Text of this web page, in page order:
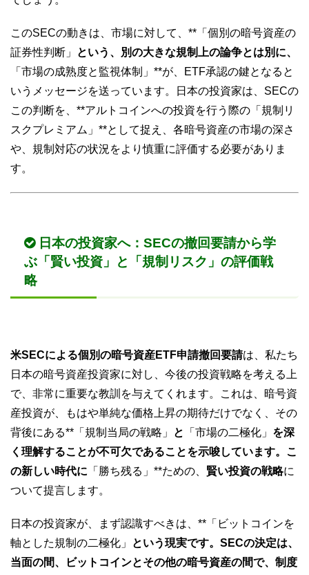
このSECの動きは、市場に対して、**「個別の暗号資産の
証券性判断」
という、別の大きな規制上の論争とは別に、
「市場の成熟度と監視体制」**が、ETF承認の鍵となると
いうメッセージを送っています。日本の投資家は、SECの
この判断を、**アルトコインへの投資を行う際の「規制リ
スクプレミアム」**として捉え、各暗号資産の市場の深さ
や、規制対応の状況をより慎重に評価する必要がありま
す。
日本の投資家へ：SECの撤回要請から学
ぶ「賢い投資」と「規制リスク」の評価戦
略
米SECによる個別の暗号資産ETF申請撤回要請は、私たち
日本の暗号資産投資家に対し、今後の投資戦略を考える上
で、非常に重要な教訓を与えてくれます。これは、暗号資
産投資が、もはや単純な価格上昇の期待だけでなく、その
背後にある**「規制当局の戦略」
と 「市場の二極化」 を深
く理解することが不可欠であることを示唆しています。こ
の新しい時代に 「勝ち残る」**ための、 賢い投資の戦略に
ついて提言します。
日本の投資家が、まず認識すべきは、**「ビットコインを
軸とした規制の二極化」
という現実です。SECの決定は、
当面の間、ビットコインとその他の暗号資産の間で、制度